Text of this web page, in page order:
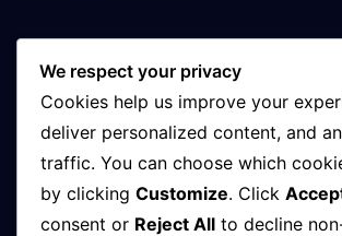
Contactează-ne
programare
+(40)748-032-152
We respect your privacy
Cookies help us improve your
deliver personalized content, and
traffic. You can choose which
by clicking Customize. Click
consent or Reject All to decline